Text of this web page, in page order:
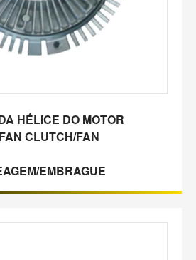
HÉLICE DO MOTOR
CLUTCH/FAN
EMBRAGUE